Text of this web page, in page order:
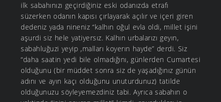
ilk sabahınızı geçirdiğiniz eski odanızda etrafı
süzerken odanın kapısı çırlayarak açılır ve içeri giren
dedeniz yada nineniz “kalhın oğul evla oldi, millet işini
aşurdi siz hele yatiyersız. Kalhın urbalarızı geyın,
sabahluğuzi yeyip ,malları koyerın hayde” derdi. Siz
“daha saatin yedi bile olmadığını, günlerden Cumartesi
olduğunu (bir müddet sonra siz de yaşadığınız günün
adını ve ayın kaçı olduğunu unuturdunuz) tatilde
olduğunuzu söyleyemezdiniz tabi. Ayrıca sabahın o